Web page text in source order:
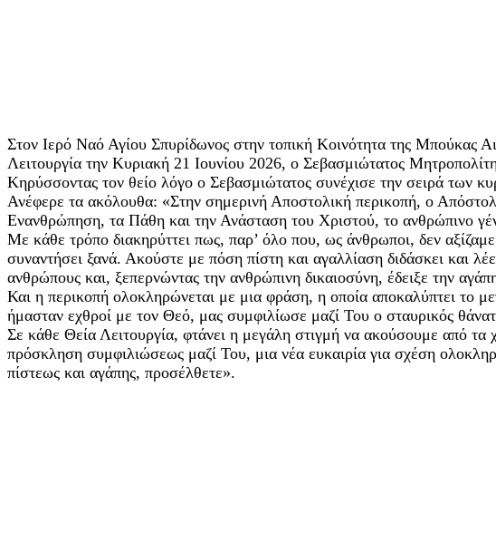
Στον Ιερό Ναό Αγίου Σπυρίδωνος στην τοπική Κοινότητα της Μπούκας
Λειτουργία την Κυριακή 21 Ιουνίου 2026, ο Σεβασμιώτατος
Κηρύσσοντας τον θείο λόγο ο Σεβασμιώτατος συνέχισε την σειρά των
Ανέφερε τα ακόλουθα: «Στην σημερινή Αποστολική περικοπή, ο
Ενανθρώπηση, τα Πάθη και την Ανάσταση του Χριστού, το ανθρώπινο
Με κάθε τρόπο διακηρύττει πως, παρ’ όλο που, ως άνθρωποι, δεν
συναντήσει ξανά. Ακούστε με πόση πίστη και αγαλλίαση διδάσκει και
ανθρώπους και, ξεπερνώντας την ανθρώπινη δικαιοσύνη, έδειξε την
Και η περικοπή ολοκληρώνεται με μια φράση, η οποία αποκαλύπτει το
ήμασταν εχθροί με τον Θεό, μας συμφιλίωσε μαζί Του ο σταυρικός
Σε κάθε Θεία Λειτουργία, φτάνει η μεγάλη στιγμή να ακούσουμε από
πρόσκληση συμφιλιώσεως μαζί Του, μια νέα ευκαιρία για σχέση
πίστεως και αγάπης, προσέλθετε».